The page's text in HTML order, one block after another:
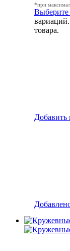
*при
Выберите
товара.
Добавить